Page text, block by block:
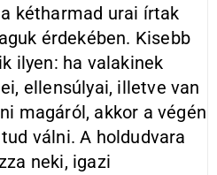
kétharmad urai írtak
érdekében. Kisebb
ilyen: ha valakinek
ellensúlyai, illetve van
magáról, akkor a végén
válni. A holdudvara
neki, igazi